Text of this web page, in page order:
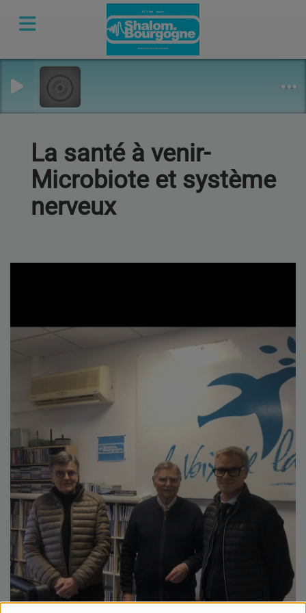
La santé à venir-
Microbiote et système
nerveux